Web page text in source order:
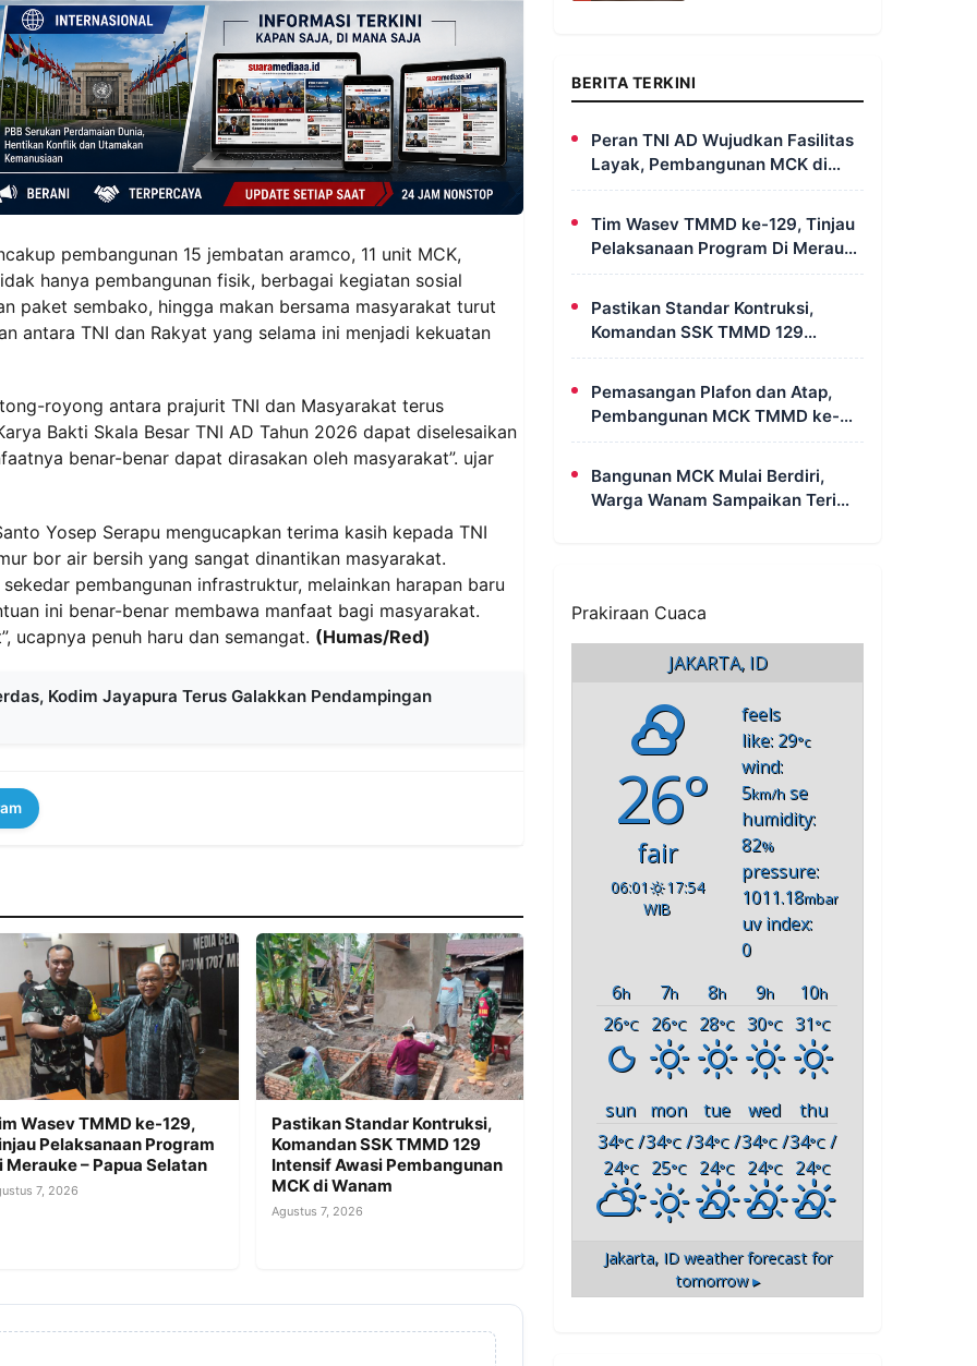
pembangunan 15 jembatan aramco, 11 unit MCK,
hanya pembangunan fisik, berbagai kegiatan sosial
paket sembako, hingga makan bersama masyarakat turut
antara TNI dan Rakyat yang selama ini menjadi kekuatan
royong antara prajurit TNI dan Masyarakat terus
Bakti Skala Besar TNI AD Tahun 2026 dapat diselesaikan
benar-benar dapat dirasakan oleh masyarakat”. ujar
Yosep Serapu mengucapkan terima kasih kepada TNI
bor air bersih yang sangat dinantikan masyarakat.
pembangunan infrastruktur, melainkan harapan baru
ini benar-benar membawa manfaat bagi masyarakat.
ucapnya penuh haru dan semangat. (Humas/Red)
Kodim Jayapura Terus Galakkan Pendampingan
Wasev TMMD ke-129,
Pelaksanaan Program
Merauke – Papua Selatan
7, 2026
Pastikan Standar Kontruksi,
Komandan SSK TMMD 129
Intensif Awasi Pembangunan
MCK di Wanam
Agustus 7, 2026
BERITA TERKINI
Peran TNI AD Wujudkan Fasilitas
Layak, Pembangunan MCK di
Dusun Serapu Rampung
Dikerjakan
Tim Wasev TMMD ke-129, Tinjau
Pelaksanaan Program Di Merauke
– Papua Selatan
Pastikan Standar Kontruksi,
Komandan SSK TMMD 129
Intensif Awasi Pembangunan
Pemasangan Plafon dan Atap,
Pembangunan MCK TMMD ke-
129 di Kampung Wanam Hampir
Bangunan MCK Mulai Berdiri,
Warga Wanam Sampaikan Terima
Prakiraan Cuaca
JAKARTA, ID
26°
fair
06:01
17:54
WIB
feels
like: 29°c
wind:
5km/h se
humidity:
82%
pressure:
1011.18mbar
uv index:
0
6h 7h 8h 9h 10h
26°C 26°C 28°C 30°C 31°C
sun mon tue wed
thu
34°C/
24°C
34°C/
25°C
34°C/
24°C
34°C/
24°C
34°C /
24°C
Jakarta, IDweather forecast for
tomorrow ▸